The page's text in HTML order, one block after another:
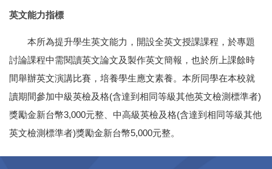
英文能力指標
本所為提升學生英文能力，開設全英文授課課程，於專題
討論課程中需閱讀英文論文及製作英文簡報，也於所上課餘時
間舉辦英文演講比賽，培養學生應文素養。本所同學在本校就
讀期間參加中級英檢及格(含達到相同等級其他英文檢測標準者)
獎勵金新台幣3,000元整、中高級英檢及格(含達到相同等級其他
英文檢測標準者)獎勵金新台幣5,000元整。